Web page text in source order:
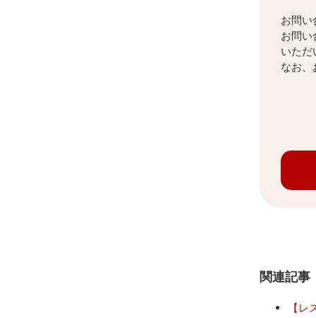
お問い
お問い
いただ
なお、
関連記事
【